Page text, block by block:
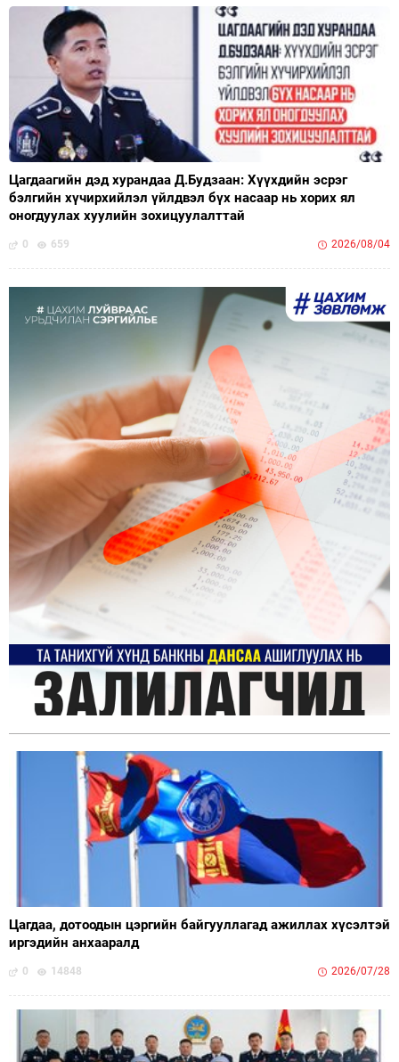
Цагдаагийн дэд хурандаа Д.Будзаан: Хүүхдийн эсрэг
бэлгийн хүчирхийлэл үйлдвэл бүх насаар нь хорих ял
оногдуулах хуулийн зохицуулалттай
0 659 2026/08/04
Цагдаа, дотоодын цэргийн байгууллагад ажиллах хүсэлтэй
иргэдийн анхааралд
0 14848 2026/07/28